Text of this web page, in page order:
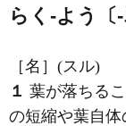
らく‐よう〔
［名］ (スル)
１ 葉が落ちる
の短縮や葉自体